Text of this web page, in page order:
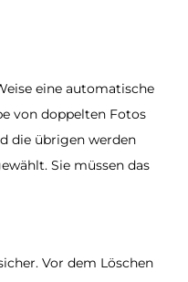
eine automatische
von doppelten Fotos
die übrigen werden
Sie müssen das
Vor dem Löschen